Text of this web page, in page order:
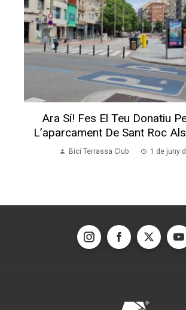
Ara Sí! Fes El Teu Donatiu
L’aparcament De Sant Roc
Bici Terrassa Club 1 de juny